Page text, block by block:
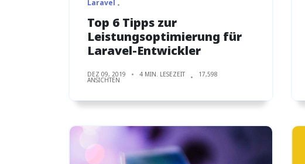
Laravel
Top 6 Tipps zur
Leistungsoptimierung für
Laravel-Entwickler
DEZ 09, 2019 4 MIN. LESEZEIT 17,598
ANSICHTEN